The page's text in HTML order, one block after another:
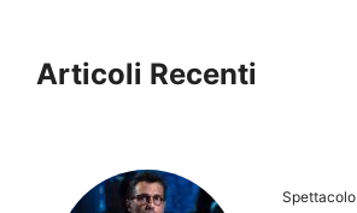
Articoli Recenti
Spettacolo